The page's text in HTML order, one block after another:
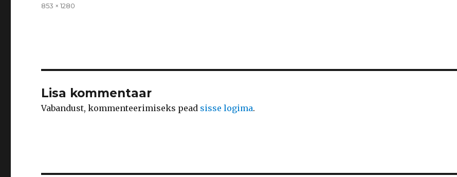
Täissuurus
853 × 1280
Lisa kommentaar
Vabandust, kommenteerimiseks pead sisse logima.